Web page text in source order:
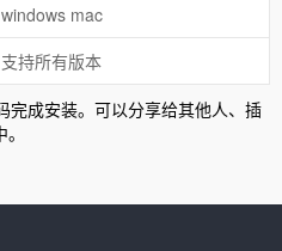
windows mac
支持所有版本